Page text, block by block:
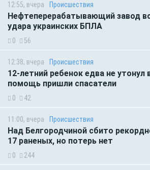
12:55, вчера Происшествия
Нефтеперерабатывающий завод
удара украинских БПЛА
0 56
12:38, вчера Происшествия
12-летний ребенок едва не утонул
помощь пришли спасатели
0 42
11:00, вчера Происшествия
Над Белгородчиной сбито
17 раненых, но потерь нет
0 244